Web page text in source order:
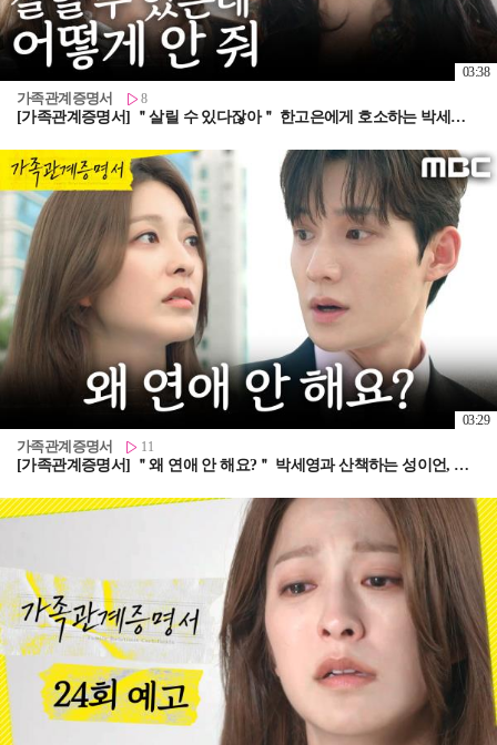
가족관계증명서 8
[가족관계증명서] ＂살릴 수 있다잖아＂ 한고은에게 호소하는 박세영, MBC 260806 방송
03:38
가족관계증명서 11
[가족관계증명서] ＂왜 연애 안 해요?＂ 박세영과 산책하는 성이언, MBC 260806 방송
03:29